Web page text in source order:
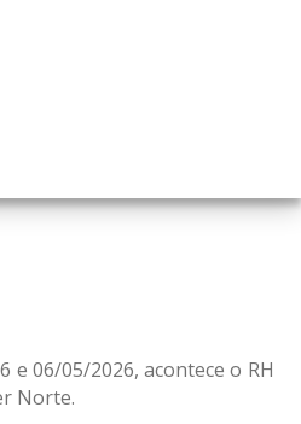
e 06/05/2026, acontece o RH
Norte.